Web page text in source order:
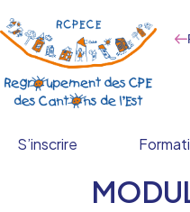
S’inscrire